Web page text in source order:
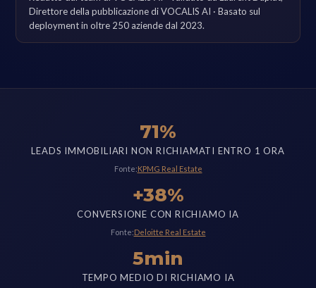
Direttore della pubblicazione di VOCALIS AI · Basato sul
deployment in oltre 250 aziende dal 2023.
71%
LEADS IMMOBILIARI NON RICHIAMATI ENTRO 1 ORA
Fonte:KPMG Real Estate
+38%
CONVERSIONE CON RICHIAMO IA
Fonte:Deloitte Real Estate
5min
TEMPO MEDIO DI RICHIAMO IA